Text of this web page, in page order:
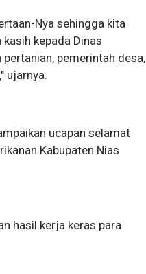
Nya sehingga kita
kepada Dinas
pertanian, pemerintah desa,
ujarnya.
ucapan selamat
Kabupaten Nias
hasil kerja keras para